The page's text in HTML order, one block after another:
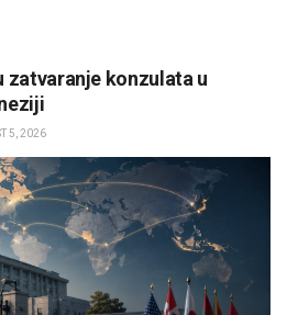
zatvaranje konzulata u
5, 2026